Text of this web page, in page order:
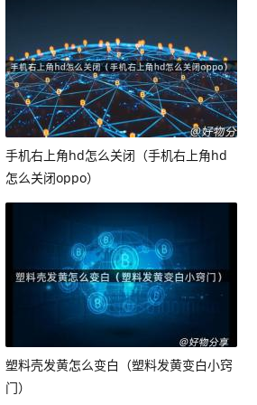
手机右上角hd怎么关闭（手机右上角hd
怎么关闭oppo）
塑料壳发黄怎么变白（塑料发黄变白小窍
门）